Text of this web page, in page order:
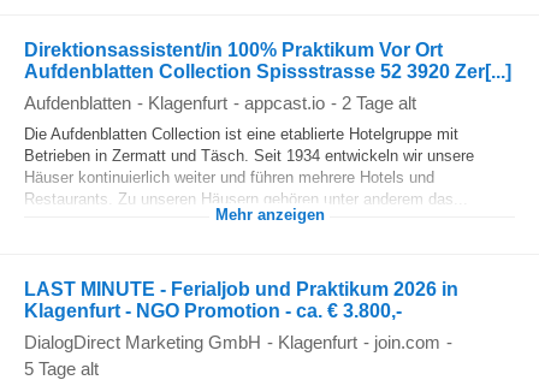
Direktionsassistent/in 100% Praktikum Vor Ort
Aufdenblatten Collection Spissstrasse 52 3920 Zer[...]
Aufdenblatten - Klagenfurt - appcast.io - 2 Tage alt
Die Aufdenblatten Collection ist eine etablierte Hotelgruppe mit
Betrieben in Zermatt und Täsch. Seit 1934 entwickeln wir unsere
Häuser kontinuierlich weiter und führen mehrere Hotels und
Restaurants. Zu unseren Häusern gehören unter anderem das...
Mehr anzeigen
LAST MINUTE - Ferialjob und Praktikum 2026 in
Klagenfurt - NGO Promotion - ca. € 3.800,-
DialogDirect Marketing GmbH - Klagenfurt - join.com -
5 Tage alt